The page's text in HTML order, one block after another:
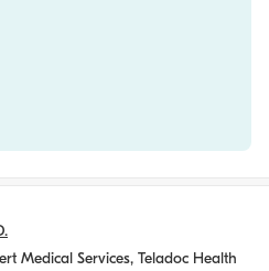
Medical Services, Teladoc Health